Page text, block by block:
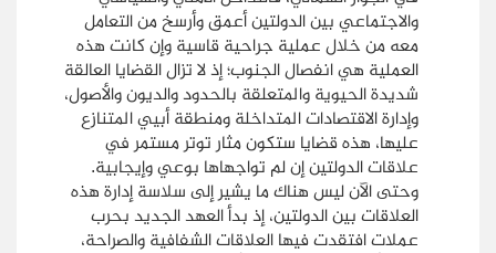
والاجتماعي بين الدولتين أعمق وأرسخ من التعامل
معه من خلال عملية جراحية قاسية وإن كانت هذه
العملية هي انفصال الجنوب؛ إذ لا تزال القضايا العالقة
شديدة الحيوية والمتعلقة بالحدود والديون والأصول،
وإدارة الاقتصادات المتداخلة ومنطقة أبيي المتنازع
عليها، هذه قضايا ستكون مثار توتر مستمر في
علاقات الدولتين إن لم تواجهاها بوعي وإيجابية.
وحتى الآن ليس هناك ما يشير إلى سلاسة إدارة هذه
العلاقات بين الدولتين، إذ بدأ العهد الجديد بحرب
عملات افتقدت فيها العلاقات الشفافية والصراحة،